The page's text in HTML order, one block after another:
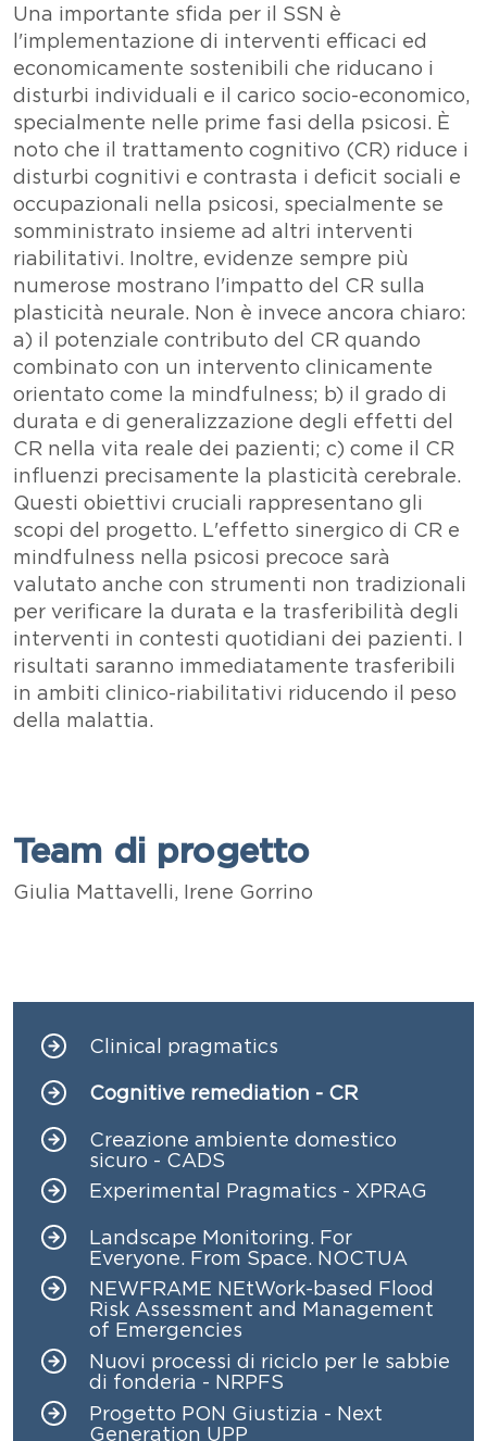
Testo
Una importante sfida per il SSN è
l'implementazione di interventi efficaci ed
economicamente sostenibili che riducano i
disturbi individuali e il carico socio-economico,
specialmente nelle prime fasi della psicosi. È
noto che il trattamento cognitivo (CR) riduce i
disturbi cognitivi e contrasta i deficit sociali e
occupazionali nella psicosi, specialmente se
somministrato insieme ad altri interventi
riabilitativi. Inoltre, evidenze sempre più
numerose mostrano l'impatto del CR sulla
plasticità neurale. Non è invece ancora chiaro:
a) il potenziale contributo del CR quando
combinato con un intervento clinicamente
orientato come la mindfulness; b) il grado di
durata e di generalizzazione degli effetti del
CR nella vita reale dei pazienti; c) come il CR
influenzi precisamente la plasticità cerebrale.
Questi obiettivi cruciali rappresentano gli
scopi del progetto. L'effetto sinergico di CR e
mindfulness nella psicosi precoce sarà
valutato anche con strumenti non tradizionali
per verificare la durata e la trasferibilità degli
interventi in contesti quotidiani dei pazienti. I
risultati saranno immediatamente trasferibili
in ambiti clinico-riabilitativi riducendo il peso
della malattia.
Team di progetto
Testo
Giulia Mattavelli, Irene Gorrino
Navigazione principale
Clinical pragmatics
Cognitive remediation - CR
Creazione ambiente domestico
sicuro - CADS
Experimental Pragmatics - XPRAG
Landscape Monitoring. For
Everyone. From Space. NOCTUA
NEWFRAME NEtWork-based Flood
Risk Assessment and Management
of Emergencies
Nuovi processi di riciclo per le sabbie
di fonderia - NRPFS
Progetto PON Giustizia - Next
Generation UPP